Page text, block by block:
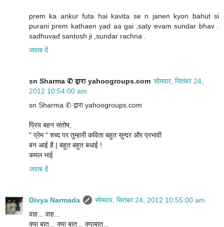
prem ka ankur futa hai kavita se n janen kyon bahut si
purani prem kathaen yad aa gai ,saty evam sundar bhav .
sadhuvad santosh ji ,sundar rachna .
जवाब दें
sn Sharma ✆ द्वारा yahoogroups.com सोमवार, सितंबर 24,
2012 10:54:00 am
sn Sharma ✆ द्वारा yahoogroups.com
प्रिय बहन संतोष,
" प्रेम " शब्द पर तुम्हारी कविता बहुत सुन्दर और प्रभावी
बन आई है | बहुत बहुत बधाई !
कमल भाई
जवाब दें
Divya Narmada
सोमवार, सितंबर 24, 2012 10:55:00 am
वाह... वाह...
क्या बात... क्या बात... क्याबात...